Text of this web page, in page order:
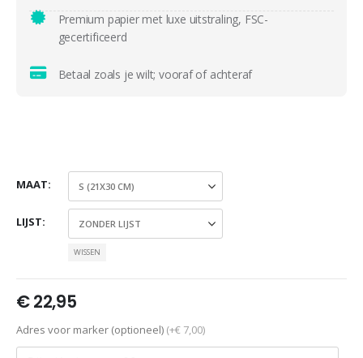
Premium papier met luxe uitstraling, FSC-
gecertificeerd
Betaal zoals je wilt; vooraf of achteraf
MAAT
LIJST
WISSEN
€22,95
Adres voor marker (optioneel) (+€ 7,00)